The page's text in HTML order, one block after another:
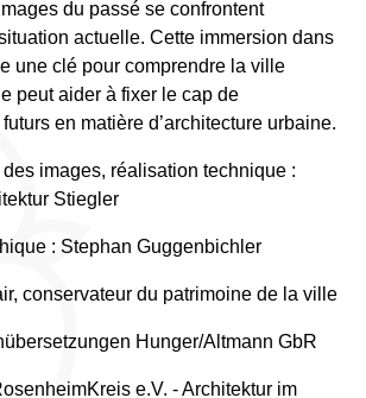
du passé se confrontent
actuelle. Cette immersion dans
une clé pour comprendre la ville
peut aider à fixer le cap de
en matière d’architecture urbaine.
images, réalisation technique :
Stiegler
: Stephan Guggenbichler
conservateur du patrimoine de la ville
Hunger/Altmann GbR
e.V. - Architektur im